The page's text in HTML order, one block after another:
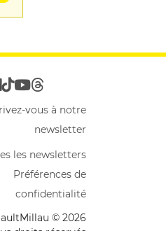
vous à notre
newsletter
les newsletters
Préférences de
confidentialité
© 2026